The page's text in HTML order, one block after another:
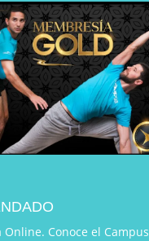
Online. Conoce el Campus